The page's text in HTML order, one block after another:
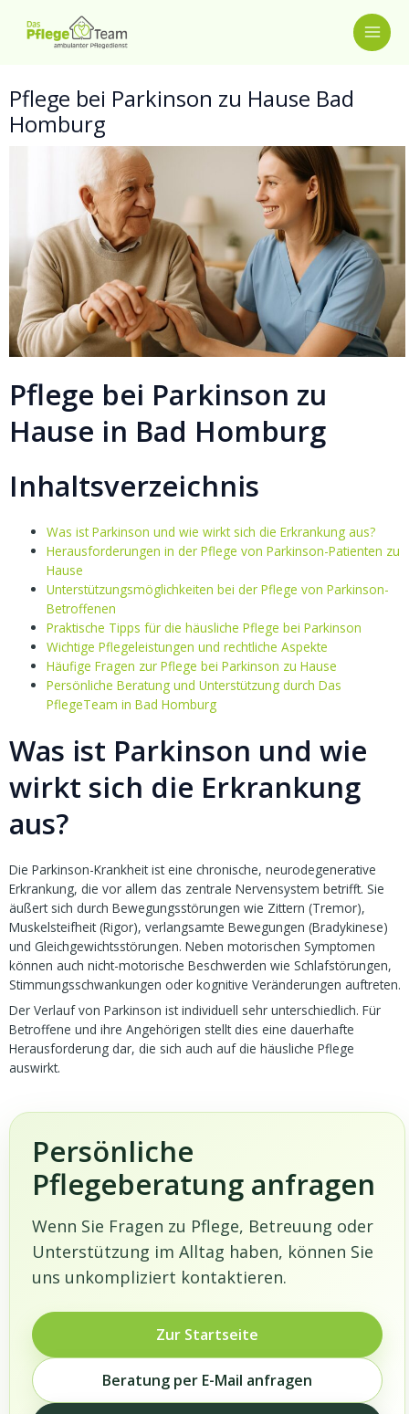
Inhalt
Pflege bei Parkinson zu Hause Bad
Homburg
Pflege bei Parkinson zu
Hause in Bad Homburg
Inhaltsverzeichnis
Was ist Parkinson und wie wirkt sich die Erkrankung aus?
Herausforderungen in der Pflege von Parkinson-Patienten zu
Hause
Unterstützungsmöglichkeiten bei der Pflege von Parkinson-
Betroffenen
Praktische Tipps für die häusliche Pflege bei Parkinson
Wichtige Pflegeleistungen und rechtliche Aspekte
Häufige Fragen zur Pflege bei Parkinson zu Hause
Persönliche Beratung und Unterstützung durch Das
PflegeTeam in Bad Homburg
Was ist Parkinson und wie
wirkt sich die Erkrankung
aus?
Die Parkinson-Krankheit ist eine chronische, neurodegenerative
Erkrankung, die vor allem das zentrale Nervensystem betrifft. Sie
äußert sich durch Bewegungsstörungen wie Zittern (Tremor),
Muskelsteifheit (Rigor), verlangsamte Bewegungen (Bradykinese)
und Gleichgewichtsstörungen. Neben motorischen Symptomen
können auch nicht-motorische Beschwerden wie Schlafstörungen,
Stimmungsschwankungen oder kognitive Veränderungen auftreten.
Der Verlauf von Parkinson ist individuell sehr unterschiedlich. Für
Betroffene und ihre Angehörigen stellt dies eine dauerhafte
Herausforderung dar, die sich auch auf die häusliche Pflege
auswirkt.
Persönliche
Pflegeberatung anfragen
Wenn Sie Fragen zu Pflege, Betreuung oder
Unterstützung im Alltag haben, können Sie
uns unkompliziert kontaktieren.
Zur Startseite
Beratung per E-Mail anfragen